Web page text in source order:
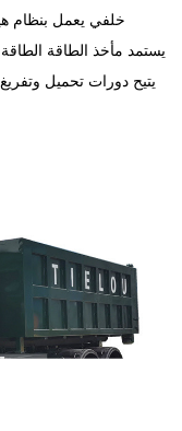
خلفي يعمل بنظام
يستمد مأخذ الطاقة